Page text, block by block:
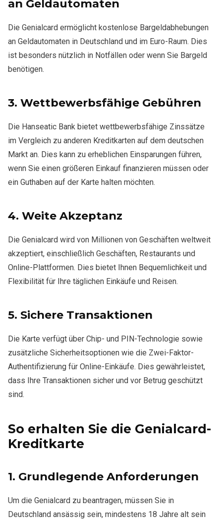
an Geldautomaten
Die Genialcard ermöglicht kostenlose Bargeldabhebungen
an Geldautomaten in Deutschland und im Euro-Raum. Dies
ist besonders nützlich in Notfällen oder wenn Sie Bargeld
benötigen.
3. Wettbewerbsfähige Gebühren
Die Hanseatic Bank bietet wettbewerbsfähige Zinssätze
im Vergleich zu anderen Kreditkarten auf dem deutschen
Markt an. Dies kann zu erheblichen Einsparungen führen,
wenn Sie einen größeren Einkauf finanzieren müssen oder
ein Guthaben auf der Karte halten möchten.
4. Weite Akzeptanz
Die Genialcard wird von Millionen von Geschäften weltweit
akzeptiert, einschließlich Geschäften, Restaurants und
Online-Plattformen. Dies bietet Ihnen Bequemlichkeit und
Flexibilität für Ihre täglichen Einkäufe und Reisen.
5. Sichere Transaktionen
Die Karte verfügt über Chip- und PIN-Technologie sowie
zusätzliche Sicherheitsoptionen wie die Zwei-Faktor-
Authentifizierung für Online-Einkäufe. Dies gewährleistet,
dass Ihre Transaktionen sicher und vor Betrug geschützt
sind.
So erhalten Sie die Genialcard-
Kreditkarte
1. Grundlegende Anforderungen
Um die Genialcard zu beantragen, müssen Sie in
Deutschland ansässig sein, mindestens 18 Jahre alt sein